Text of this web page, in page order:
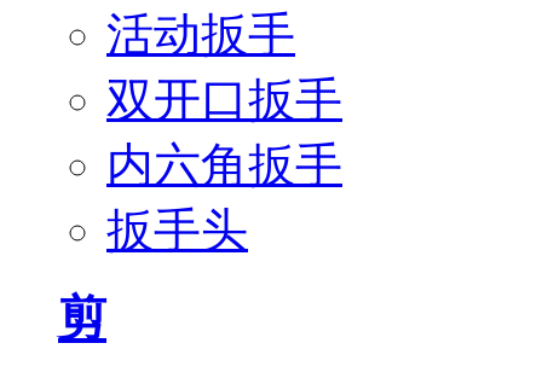
活动扳手
双开口扳手
内六角扳手
扳手头
剪